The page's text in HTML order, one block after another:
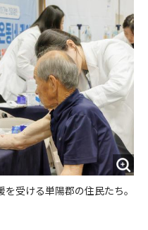
受ける単陽郡の住民たち。